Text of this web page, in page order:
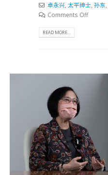
卓永兴 太平绅士 孙东
Comments Off
READ MORE...